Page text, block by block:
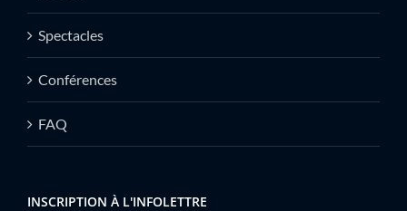
Spectacles
Conférences
FAQ
INSCRIPTION À L'INFOLETTRE